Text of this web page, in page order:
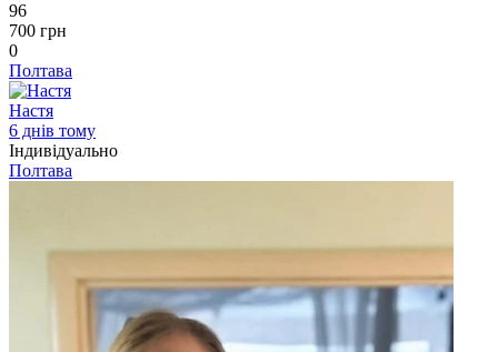
96
700 грн
0
Полтава
Настя
6 днів тому
Індивідуально
Полтава